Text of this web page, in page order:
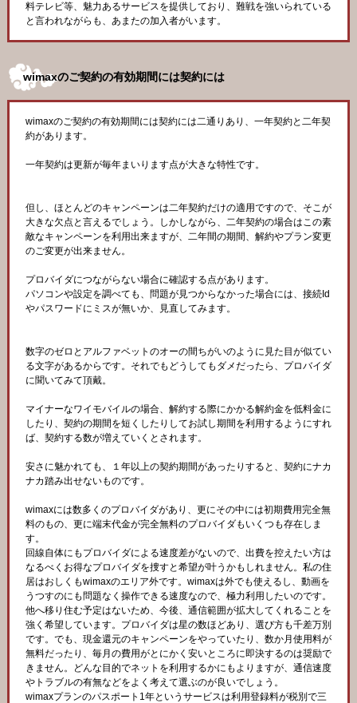
料テレビ等、魅力あるサービスを提供しており、難戦を強いられている
と言われながらも、あまたの加入者がいます。
wimaxのご契約の有効期間には契約には
wimaxのご契約の有効期間には契約には二通りあり、一年契約と二年契
約があります。
一年契約は更新が毎年まいります点が大きな特性です。
但し、ほとんどのキャンペーンは二年契約だけの適用ですので、そこが
大きな欠点と言えるでしょう。しかしながら、二年契約の場合はこの素
敵なキャンペーンを利用出来ますが、二年間の期間、解約やプラン変更
のご変更が出来ません。
プロバイダにつながらない場合に確認する点があります。
パソコンや設定を調べても、問題が見つからなかった場合には、接続Id
やパスワードにミスが無いか、見直してみます。
数字のゼロとアルファベットのオーの間ちがいのように見た目が似てい
る文字があるからです。それでもどうしてもダメだったら、プロバイダ
に聞いてみて頂戴。
マイナーなワイモバイルの場合、解約する際にかかる解約金を低料金に
したり、契約の期間を短くしたりしてお試し期間を利用するようにすれ
ば、契約する数が増えていくとされます。
安さに魅かれても、１年以上の契約期間があったりすると、契約にナカ
ナカ踏み出せないものです。
wimaxには数多くのプロバイダがあり、更にその中には初期費用完全無
料のもの、更に端末代金が完全無料のプロバイダもいくつも存在しま
す。
回線自体にもプロバイダによる速度差がないので、出費を控えたい方は
なるべくお得なプロバイダを捜すと希望が叶うかもしれません。私の住
居はおしくもwimaxのエリア外です。wimaxは外でも使えるし、動画を
うつすのにも問題なく操作できる速度なので、極力利用したいのです。
他へ移り住む予定はないため、今後、通信範囲が拡大してくれることを
強く希望しています。プロバイダは星の数ほどあり、選び方も千差万別
です。でも、現金還元のキャンペーンをやっていたり、数か月使用料が
無料だったり、毎月の費用がとにかく安いところに即決するのは奨励で
きません。どんな目的でネットを利用するかにもよりますが、通信速度
やトラブルの有無などをよく考えて選ぶのが良いでしょう。
wimaxプランのパスポート1年というサービスは利用登録料が税別で三